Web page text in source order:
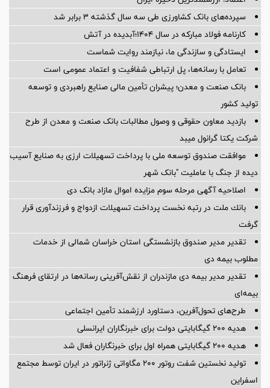
سپرده‌های بانک کشاورزی طی سه سال گذشته ۳ برابر شد
کارنامه فولاد مبارکه در سال ۱۴۰۴؛آبدیده در آتش
ایستادگی و سازندگی ما، نیازمند روایت شماست
تعامل با رسانه‌ها، پل ارتباطی شفافیت و اعتماد عمومی است
بانک صنعت و معدن؛ پیشران تأمین مالی صنایع راهبردی و توسعه
تولید کشور
بازدید معاون حقوقی و وصول مطالبات بانک صنعت و معدن از طرح
شرکت یکتا گرانول میبد
موافقت صندوق توسعه ملی با پرداخت تسهیلات ارزی به صنایع آسیب
دیده از جنگ با عاملیت "بانک شهر
اصلاحیه آگهی مرحله سوم مزایده اموال مازاد بانک دی
بانك ملت در رتبه نخست پرداخت تسهیلات ازدواج و فرزندآوری قرار
گرفت
تقدیر مدیر صندوق بازنشستگی استان خراسان شمالی از خدمات
مطلوب بیمه دی
تقدیر مدیر بیمه دی مازندران از نقش‌آفرینی رسانه‌ها در ارتقای فرهنگ
بیمه‌ای
طرح‌های تحول‌آفرین، دستاورد ارزشمند تأمین اجتماعی
هدیه ۲۰۰ گیگابایتی دولت برای خبرنگاران ایرانسلی
هدیه ۲۰۰ گیگابایتی همراه اول برای خبرنگاران فعال شد
تولید نخستین شفت روتور ۲۰۰ مگاواتی ژنراتور در ایران توسط مجتمع
اسفراین